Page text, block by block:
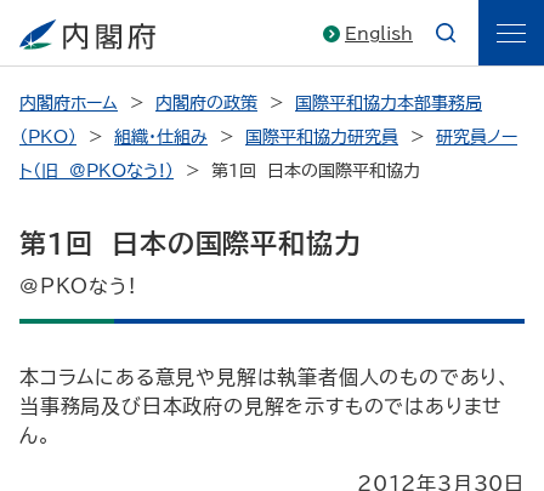
English
内閣府ホーム 内閣府の政策
国際平和協力本部事務局
（PKO）
組織・仕組み 国際平和協力研究員
研究員ノー
ト（旧 @PKOなう!）
第1回 日本の国際平和協力
第1回 日本の国際平和協力
@PKOなう!
本コラムにある意見や見解は執筆者個人のものであり、
当事務局及び日本政府の見解を示すものではありませ
ん。
2012年3月30日